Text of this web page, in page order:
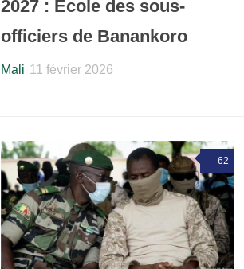
2027 : École des sous-
officiers de Banankoro
Mali 11 février 2026
62